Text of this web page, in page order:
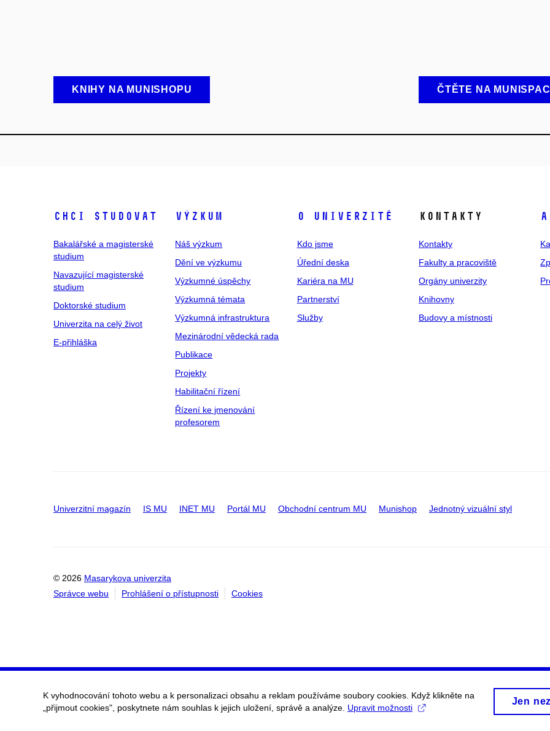
KNIHY NA MUNISHOPU ČTĚTE NA
Chci studovat
Bakalářské a magisterské
studium
Navazující magisterské
studium
Doktorské studium
Univerzita na celý život
E-přihláška
Výzkum
Náš výzkum
Dění ve výzkumu
Výzkumné úspěchy
Výzkumná témata
Výzkumná infrastruktura
Mezinárodní vědecká rada
Publikace
Projekty
Habilitační řízení
Řízení ke jmenování
profesorem
O univerzitě
Kdo jsme
Úřední deska
Kariéra na MU
Partnerství
Služby
Kontakty
Kontakty
Fakulty a pracoviště
Orgány univerzity
Knihovny
Budovy a místnosti
Univerzitní magazín IS MU INET MU Portál MU Obchodní centrum MU Munishop Jednotný vizuální styl
© 2026 Masarykova univerzita
Správce webu
Prohlášení o přístupnosti Cookies
K vyhodnocování tohoto webu a k personalizaci obsahu a reklam používáme soubory cookies. Když klikněte na
„přijmout cookies", poskytnete nám souhlas k jejich uložení, správě a analýze. Upravit možnosti
Jen